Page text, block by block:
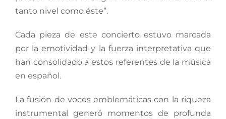
tanto nivel como éste”.
Cada pieza de este concierto estuvo marcada
por la emotividad y la fuerza interpretativa que
han consolidado a estos referentes de la música
en español.
La fusión de voces emblemáticas con la riqueza
instrumental generó momentos de profunda